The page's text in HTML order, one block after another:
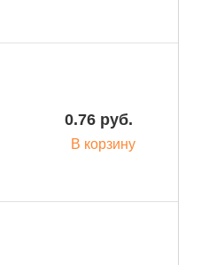
0.76 руб.
В корзину